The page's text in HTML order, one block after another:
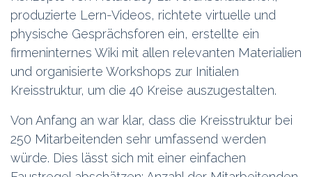
produzierte Lern-Videos, richtete virtuelle und
physische Gesprächsforen ein, erstellte ein
firmeninternes Wiki mit allen relevanten Materialien
und organisierte Workshops zur Initialen
Kreisstruktur, um die 40 Kreise auszugestalten.
Von Anfang an war klar, dass die Kreisstruktur bei
250 Mitarbeitenden sehr umfassend werden
würde. Dies lässt sich mit einer einfachen